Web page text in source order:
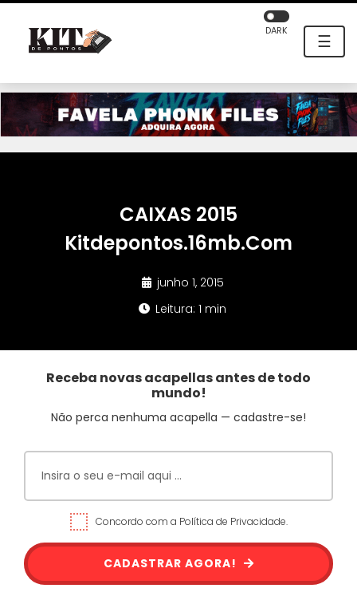
☰
DARK
CAIXAS 2015
Kitdepontos.16mb.Com
junho 1, 2015
Leitura: 1 min
Receba novas acapellas antes de todo
mundo!
Não perca nenhuma acapella — cadastre-se!
Concordo com a Política de Privacidade.
CADASTRAR AGORA!